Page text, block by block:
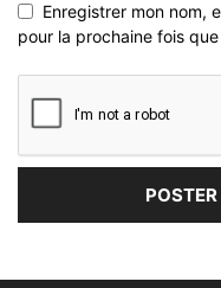
Enregistrer mon nom,
pour la prochaine fois